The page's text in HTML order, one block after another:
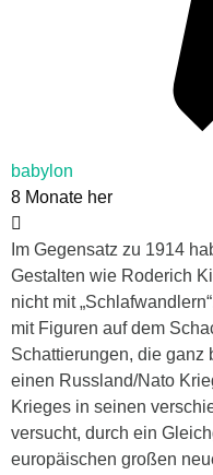
babylon
8 Monate her
Im Gegensatz zu 1914
Gestalten wie Roderich
nicht mit
mit Figuren auf dem
Schattierungen, die ganz
einen Russland/Nato
Krieges in seinen
versucht, durch ein
europäischen großen